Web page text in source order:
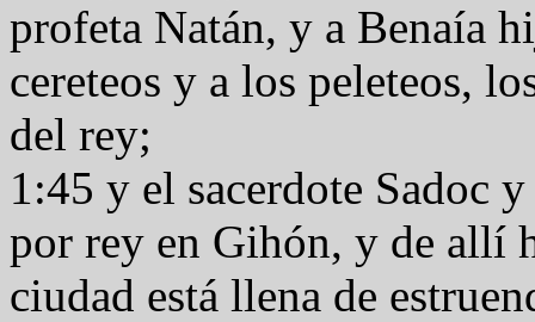
profeta Natán, y a Benaía
cereteos y a los peleteos,
del rey;
1:45 y el sacerdote Sadoc
por rey en Gihón, y de allí
ciudad está llena de